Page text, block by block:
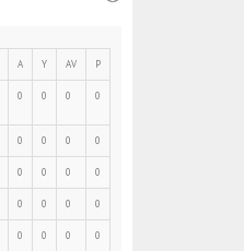
A Y AV P
0 0 0 0
0 0 0 0
0 0 0 0
0 0 0 0
0 0 0 0